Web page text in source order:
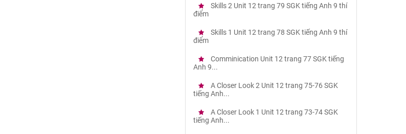
Skills 2 Unit 12 trang 79 SGK tiếng Anh 9 thí
điểm
Skills 1 Unit 12 trang 78 SGK tiếng Anh 9 thí
điểm
Comminication Unit 12 trang 77 SGK tiếng
Anh 9...
A Closer Look 2 Unit 12 trang 75-76 SGK
tiếng Anh...
A Closer Look 1 Unit 12 trang 73-74 SGK
tiếng Anh...